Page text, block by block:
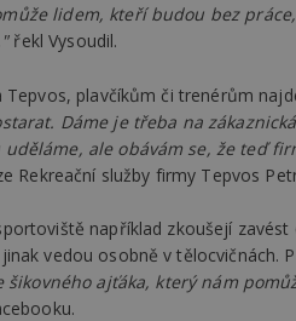
lidem, kteří budou bez
řekl Vysoudil.
plavčíkům či trenérům
Dáme je třeba na
ale obávám se, že teď
Rekreační služby firmy Tepvos
například zkoušejí zavést
vedou osobně v tělocvičnách.
šikovného ajťáka, který nám